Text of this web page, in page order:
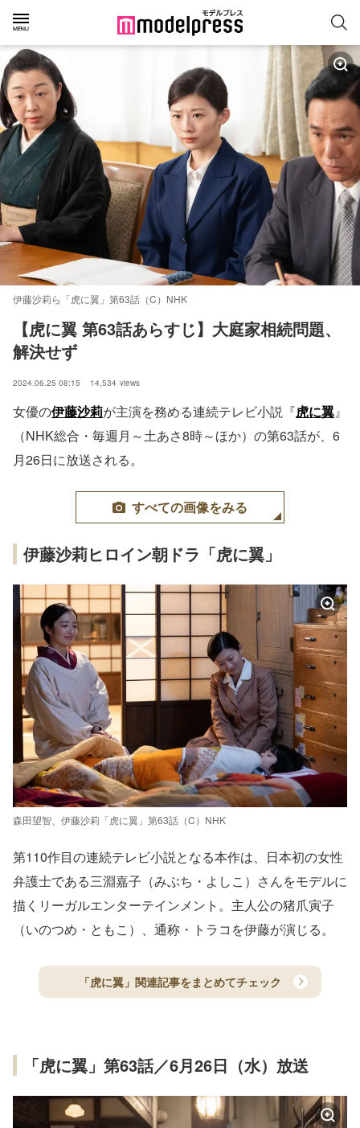
伊藤沙莉ら「虎に翼」第63話（C）NHK
【虎に翼 第63話あらすじ】大庭家相続問題、
解決せず
2024.06.25 08:15 14,534 views
女優の伊藤沙莉が主演を務める連続テレビ小説『虎に翼』
（NHK総合・毎週月～土あさ8時～ほか）の第63話が、6
月26日に放送される。
すべての画像をみる
伊藤沙莉ヒロイン朝ドラ「虎に翼」
森田望智、伊藤沙莉「虎に翼」第63話（C）NHK
第110作目の連続テレビ小説となる本作は、日本初の女性
弁護士である三淵嘉子（みぶち・よしこ）さんをモデルに
描くリーガルエンターテインメント。主人公の猪爪寅子
（いのつめ・ともこ）、通称・トラコを伊藤が演じる。
「虎に翼」関連記事をまとめてチェック
「虎に翼」第63話／6月26日（水）放送